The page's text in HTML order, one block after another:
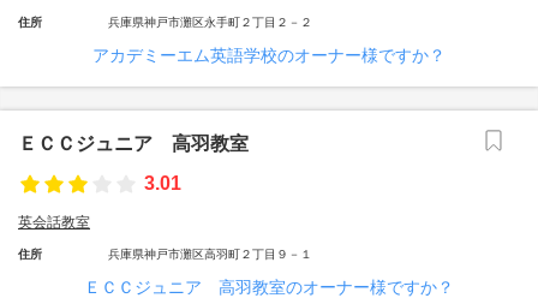
住所 兵庫県神戸市灘区永手町２丁目２－２
アカデミーエム英語学校のオーナー様ですか？
ＥＣＣジュニア 高羽教室
3.01
英会話教室
住所 兵庫県神戸市灘区高羽町２丁目９－１
ＥＣＣジュニア 高羽教室のオーナー様ですか？